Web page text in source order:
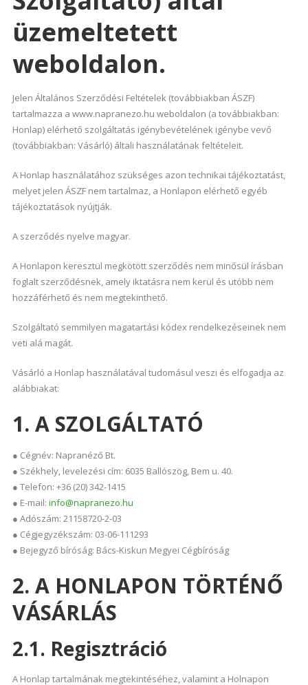
üzemeltetett
weboldalon.
Jelen Általános Szerződési Feltételek (továbbiakban ÁSZF)
tartalmazza a www.napranezo.hu weboldalon (a továbbiakban:
Honlap) elérhető szolgáltatás igénybevételének igénybe vevő
(továbbiakban: Vásárló) általi használatának feltételeit.
A Honlap használatához szükséges azon technikai tájékoztatást,
melyet jelen ÁSZF nem tartalmaz, a Honlapon elérhető egyéb
tájékoztatások nyújtják.
A szerződés nyelve magyar.
A Honlapon keresztül megkötött szerződés nem minősül írásban
foglalt szerződésnek, amely iktatásra nem kerül és utóbb nem
hozzáférhető és nem megtekinthető.
Szolgáltató semmilyen magatartási kódex rendelkezéseinek nem
veti alá magát.
Vásárló a Honlap használatával tudomásul veszi és elfogadja az
alábbiakat:
1. A SZOLGÁLTATÓ
● Cégnév: Napranéző Bt.
● Székhely, levelezési cím: 6035 Ballószög, Bem u. 40.
● Telefon: +36 (20) 342-1415
● E-mail: info@napranezo.hu
● Adószám: 21158720-2-03
● Cégjegyzékszám: 03-06-111293
● Bejegyző bíróság: Bács-Kiskun Megyei Cégbíróság
2. A HONLAPON TÖRTÉNŐ
VÁSÁRLÁS
2.1. Regisztráció
A Honlap tartalmának megtekintéséhez, valamint a Holnapon